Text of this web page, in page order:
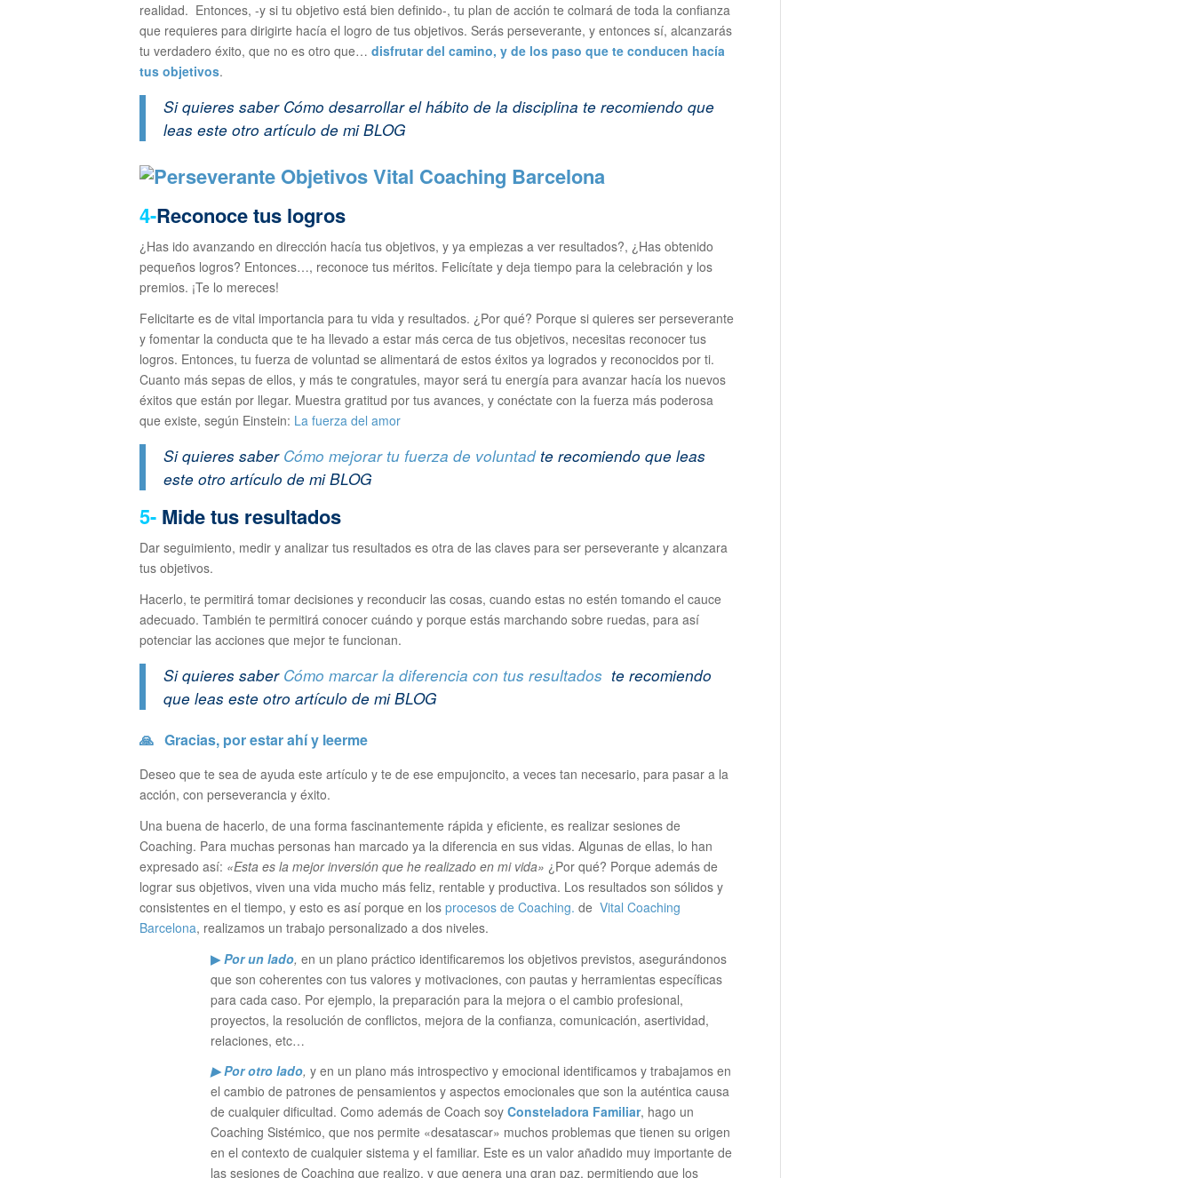
realidad. Entonces, -y si tu objetivo está bien definido-, tu plan de acción te colmará de toda la confianza
que requieres para dirigirte hacía el logro de tus objetivos. Serás perseverante, y entonces sí, alcanzarás
tu verdadero éxito, que no es otro que… disfrutar del camino, y de los paso que te conducen hacía
tus objetivos.
Si quieres saber Cómo desarrollar el hábito de la disciplina te recomiendo que
leas este otro artículo de mi BLOG
4-Reconoce tus logros
¿Has ido avanzando en dirección hacía tus objetivos, y ya empiezas a ver resultados?, ¿Has obtenido
pequeños logros? Entonces…, reconoce tus méritos. Felicítate y deja tiempo para la celebración y los
premios. ¡Te lo mereces!
Felicitarte es de vital importancia para tu vida y resultados. ¿Por qué? Porque si quieres ser perseverante
y fomentar la conducta que te ha llevado a estar más cerca de tus objetivos, necesitas reconocer tus
logros. Entonces, tu fuerza de voluntad se alimentará de estos éxitos ya logrados y reconocidos por ti.
Cuanto más sepas de ellos, y más te congratules, mayor será tu energía para avanzar hacía los nuevos
éxitos que están por llegar. Muestra gratitud por tus avances, y conéctate con la fuerza más poderosa
que existe, según Einstein: La fuerza del amor
Si quieres saber Cómo mejorar tu fuerza de voluntadte recomiendo que leas
este otro artículo de mi BLOG
5- Mide tus resultados
Dar seguimiento, medir y analizar tus resultados es otra de las claves para ser perseverante y alcanzara
tus objetivos.
Hacerlo, te permitirá tomar decisiones y reconducir las cosas, cuando estas no estén tomando el cauce
adecuado. También te permitirá conocer cuándo y porque estás marchando sobre ruedas, para así
potenciar las acciones que mejor te funcionan.
Si quieres saber Cómo marcar la diferencia con tus resultados te recomiendo
que leas este otro artículo de mi BLOG
🙏 Gracias, por estar ahí y leerme
Deseo que te sea de ayuda este artículo y te de ese empujoncito, a veces tan necesario, para pasar a la
acción, con perseverancia y éxito.
Una buena de hacerlo, de una forma fascinantemente rápida y eficiente, es realizar sesiones de
Coaching. Para muchas personas han marcado ya la diferencia en sus vidas. Algunas de ellas, lo han
expresado así: «Esta es la mejor inversión que he realizado en mi vida» ¿Por qué? Porque además de
lograr sus objetivos, viven una vida mucho más feliz, rentable y productiva. Los resultados son sólidos y
consistentes en el tiempo, y esto es así porque en los procesos de Coaching. de Vital Coaching
Barcelona, realizamos un trabajo personalizado a dos niveles.
▶Por un lado, en un plano práctico identificaremos los objetivos previstos, asegurándonos
que son coherentes con tus valores y motivaciones, con pautas y herramientas específicas
para cada caso. Por ejemplo, la preparación para la mejora o el cambio profesional,
proyectos, la resolución de conflictos, mejora de la confianza, comunicación, asertividad,
relaciones, etc…
▶ Por otro lado, y en un plano más introspectivo y emocional identificamos y trabajamos en
el cambio de patrones de pensamientos y aspectos emocionales que son la auténtica causa
de cualquier dificultad. Como además de Coach soy Consteladora Familiar, hago un
Coaching Sistémico, que nos permite «desatascar» muchos problemas que tienen su origen
en el contexto de cualquier sistema y el familiar. Este es un valor añadido muy importante de
las sesiones de Coaching que realizo, y que genera una gran paz, permitiendo que los